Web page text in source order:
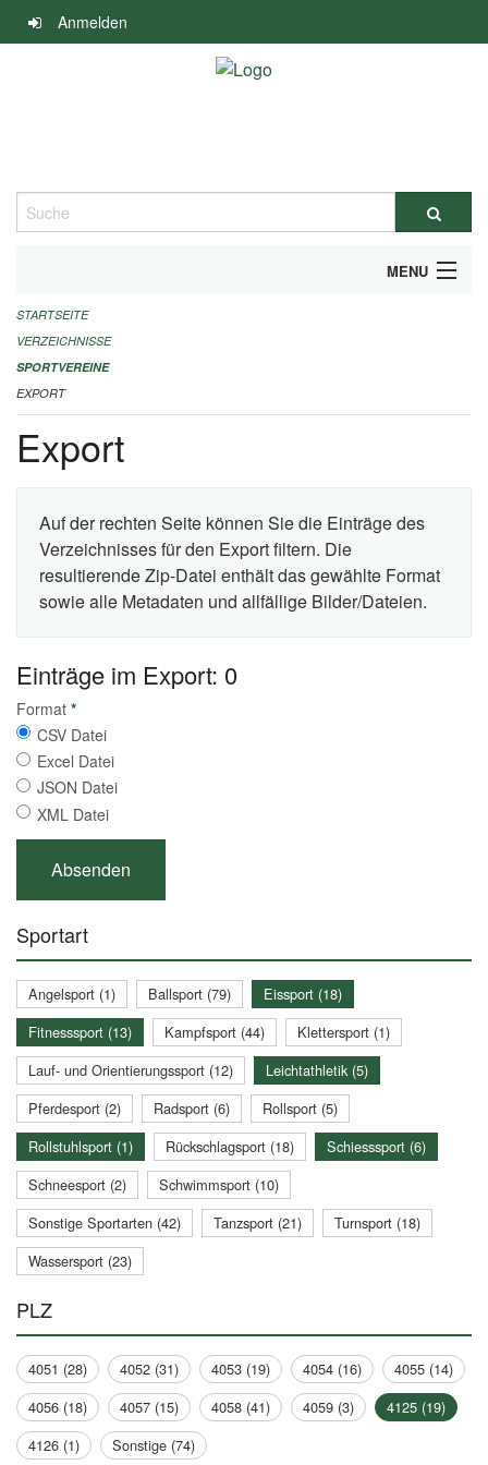
Navigation
überspringen
Anmelden
Suche
MENU
ALLGEMEINE INFORMATIONEN
FINANZIELLE UNTERSTÜTZUNG BENÖTIGT?
KONTAKT
STARTSEITE
VERZEICHNISSE
SPORTVEREINE
EXPORT
Export
Auf der rechten Seite können Sie die Einträge des
Verzeichnisses für den Export filtern. Die
resultierende Zip-Datei enthält das gewählte Format
sowie alle Metadaten und allfällige Bilder/Dateien.
Einträge im Export: 0
Format *
CSV Datei
Excel Datei
JSON Datei
XML Datei
Sportart
Angelsport (1) Ballsport (79)
Eissport (18)
Fitnesssport (13)
Kampfsport (44)
Klettersport (1)
Lauf- und Orientierungssport (12)
Leichtathletik (5)
Pferdesport (2)
Radsport (6)
Rollsport (5)
Rollstuhlsport (1)
Rückschlagsport (18)
Schiesssport (6)
Schneesport (2)
Schwimmsport (10)
Sonstige Sportarten (42)
Tanzsport (21)
Turnsport (18)
Wassersport (23)
PLZ
4051 (28) 4052 (31) 4053 (19) 4054 (16)
4055 (14)
4056 (18)
4057 (15) 4058 (41) 4059 (3)
4125 (19)
4126 (1)
Sonstige (74)